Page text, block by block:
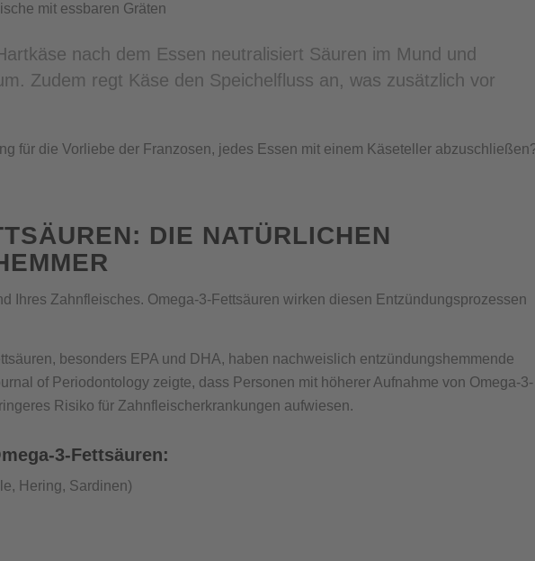
mit essbaren Gräten
nach dem Essen neutralisiert Säuren im Mund und
Zudem regt Käse den Speichelfluss an, was zusätzlich vor
für die Vorliebe der Franzosen, jedes Essen mit einem Käseteller
DIE NATÜRLICHEN
Ihres Zahnfleisches. Omega-3-Fettsäuren wirken diesen Entzündungsprozessen
besonders EPA und DHA, haben nachweislich entzündungshemmende
of Periodontology zeigte, dass Personen mit höherer Aufnahme von Omega-3-
Risiko für Zahnfleischerkrankungen aufwiesen.
3-Fettsäuren:
Hering, Sardinen)